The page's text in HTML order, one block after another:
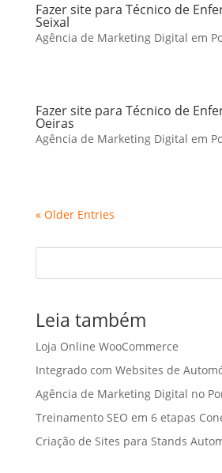
Fazer site para Técnico de
Seixal
Agência de Marketing Digital em
Fazer site para Técnico de
Oeiras
Agência de Marketing Digital em
« Older Entries
Leia também
Loja Online WooCommerce
Integrado com Websites de
Agência de Marketing Digital no
Treinamento SEO em 6 etapas
Criação de Sites para Stands